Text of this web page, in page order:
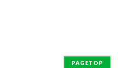
PAGETOP